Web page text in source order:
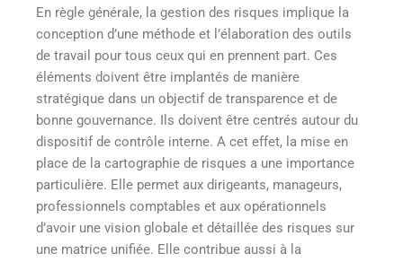
En règle générale, la gestion des risques implique la
conception d’une méthode et l’élaboration des outils
de travail pour tous ceux qui en prennent part. Ces
éléments doivent être implantés de manière
stratégique dans un objectif de transparence et de
bonne gouvernance. Ils doivent être centrés autour du
dispositif de contrôle interne. A cet effet, la mise en
place de la cartographie de risques a une importance
particulière. Elle permet aux dirigeants, manageurs,
professionnels comptables et aux opérationnels
d’avoir une vision globale et détaillée des risques sur
une matrice unifiée. Elle contribue aussi à la